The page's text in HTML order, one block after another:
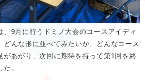
、9月に行うドミノ大会のコースアイディ
どんな形に並べてみたいか、どんなコース
があがり、次回に期待を持って第1回を終
。